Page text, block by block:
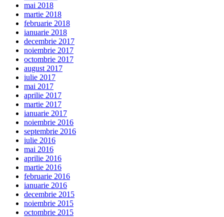
mai 2018
martie 2018
februarie 2018
ianuarie 2018
decembrie 2017
noiembrie 2017
octombrie 2017
august 2017
iulie 2017
mai 2017
aprilie 2017
martie 2017
ianuarie 2017
noiembrie 2016
septembrie 2016
iulie 2016
mai 2016
aprilie 2016
martie 2016
februarie 2016
ianuarie 2016
decembrie 2015
noiembrie 2015
octombrie 2015